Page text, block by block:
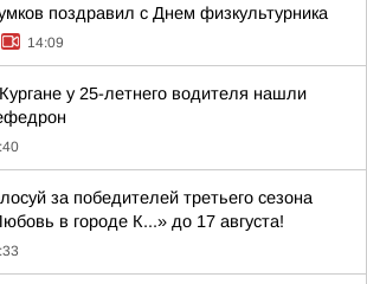
поздравил с Днем физкультурника
14:09
у 25-летнего водителя нашли
за победителей третьего сезона
в городе К...» до 17 августа!